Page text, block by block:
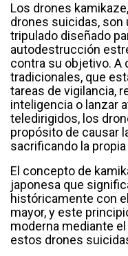
Los drones
drones suicidas, son
tripulado diseñado
autodestrucción
contra su objetivo. A
tradicionales, que
tareas de vigilancia,
inteligencia o lanzar
teledirigidos, los
propósito de causar
sacrificando la
El concepto de
japonesa que
históricamente con
mayor, y este
moderna mediante
estos drones